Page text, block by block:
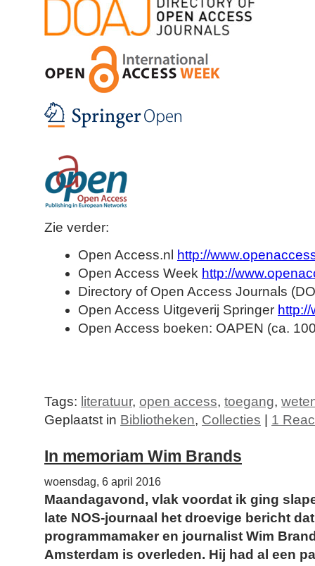
Zie verder:
Open Access.nl
http://
Open Access Week http://
Directory of Open Access Journals
Open Access Uitgeverij Springer
Open Access boeken: OAPEN (ca.
Tags: literatuur, open access, toegang,
Geplaatst in Bibliotheken, Collecties | 1
In memoriam Wim Brands
woensdag, 6 april 2016
Maandagavond, vlak voordat ik ging
late NOS-journaal het droevige bericht
programmamaker en journalist Wim
Amsterdam is overleden. Hij had al een